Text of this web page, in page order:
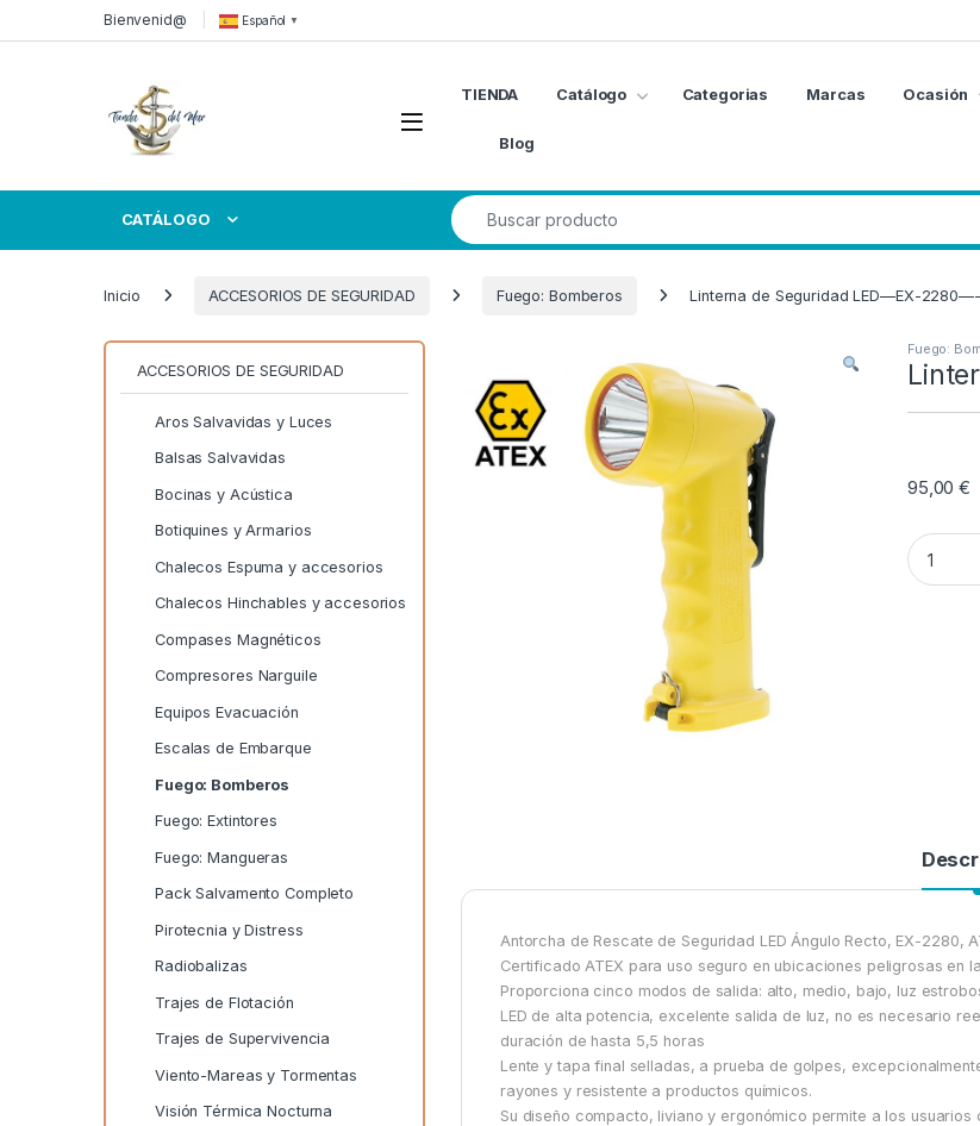
Skip to navigation
Skip to contentBienvenid@ Español ▼
Open
TIENDA Catálogo Categorias Marcas Ocasión
Blog
CATÁLOGO
Search for:
Inicio ACCESORIOS DE SEGURIDAD Fuego: Bomberos Linterna de Seguridad LED—EX-2280—-
Fuego:
95,00€
Linterna
Antorcha de Rescate de Seguridad LED Ángulo Recto, EX-2280,
Certificado ATEX para uso seguro en ubicaciones peligrosas en
Proporciona cinco modos de salida: alto, medio, bajo, luz
LED de alta potencia, excelente salida de luz, no es necesario
duración de hasta 5,5 horas
Lente y tapa final selladas, a prueba de golpes,
rayones y resistente a productos químicos.
Su diseño compacto, liviano y ergonómico permite a los
ACCESORIOS DE SEGURIDAD
Aros Salvavidas y Luces
Balsas Salvavidas
Bocinas y Acústica
Botiquines y Armarios
Chalecos Espuma y accesorios
Chalecos Hinchables y accesorios
Compases Magnéticos
Compresores Narguile
Equipos Evacuación
Escalas de Embarque
Fuego: Bomberos
Fuego: Extintores
Fuego: Mangueras
Pack Salvamento Completo
Pirotecnia y Distress
Radiobalizas
Trajes de Flotación
Trajes de Supervivencia
Viento-Mareas y Tormentas
Visión Térmica Nocturna